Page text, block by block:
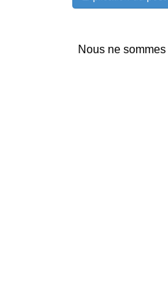
Nous ne